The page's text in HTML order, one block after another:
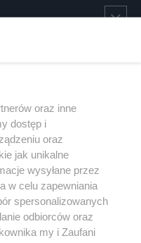
Youtube
oraz inne
dostęp i
oraz
jak unikalne
wysyłane przez
w celu zapewniania
spersonalizowanych
odbiorców oraz
my i Zaufani